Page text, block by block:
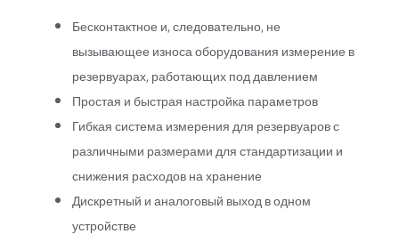
Бесконтактное и, следовательно, не
вызывающее износа оборудования измерение в
резервуарах, работающих под давлением
Простая и быстрая настройка параметров
Гибкая система измерения для резервуаров с
различными размерами для стандартизации и
снижения расходов на хранение
Дискретный и аналоговый выход в одном
устройстве